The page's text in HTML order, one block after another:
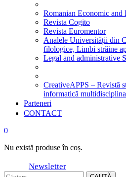
Romanian Economic and
Revista Cogito
Revista Euromentor
Analele Universității din
filologice, Limbi străine
Legal and administrative
CreativeAPPS – Revistă
informatică
Parteneri
CONTACT
0
Nu există produse în coș.
Newsletter